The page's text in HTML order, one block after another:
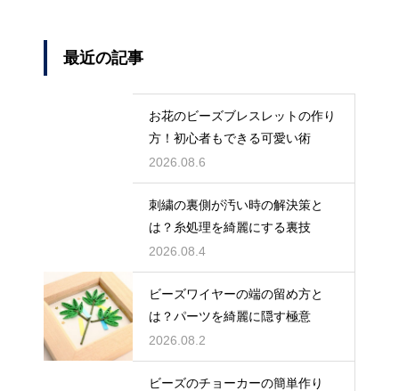
最近の記事
お花のビーズブレスレットの作り
方！初心者もできる可愛い術
2026.08.6
刺繍の裏側が汚い時の解決策と
は？糸処理を綺麗にする裏技
2026.08.4
ビーズワイヤーの端の留め方と
は？パーツを綺麗に隠す極意
2026.08.2
ビーズのチョーカーの簡単作り